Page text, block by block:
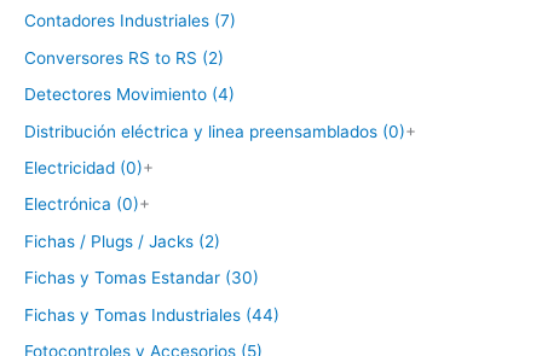
Contadores Industriales (7)
Conversores RS to RS (2)
Detectores Movimiento (4)
Distribución eléctrica y linea preensamblados (0)+
Electricidad (0)+
Electrónica (0)+
Fichas / Plugs / Jacks (2)
Fichas y Tomas Estandar (30)
Fichas y Tomas Industriales (44)
Fotocontroles y Accesorios (5)